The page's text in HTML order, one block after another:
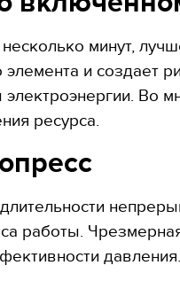
минут,
элемента и
Во
ресурса.
работы.